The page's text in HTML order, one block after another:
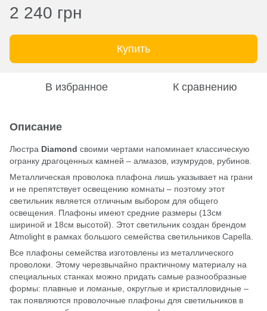
2 240 грн
Купить
В избранное К сравнению
Описание
Люстра Diamond своими чертами напоминает классическую
огранку драгоценных камней – алмазов, изумрудов, рубинов.
Металлическая проволока плафона лишь указывает на грани
и не препятствует освещению комнаты – поэтому этот
светильник является отличным выбором для общего
освещения. Плафоны имеют средние размеры (13см
шириной и 18см высотой). Этот светильник создан брендом
Atmolight в рамках большого семейства светильников Capella.
Все плафоны семейства изготовлены из металлического
проволоки. Этому черезвычайно практичному материалу на
специальных станках можно придать самые разнообразные
формы: плавные и ломаные, округлые и кристалловидные –
так появляются проволочные плафоны для светильников в